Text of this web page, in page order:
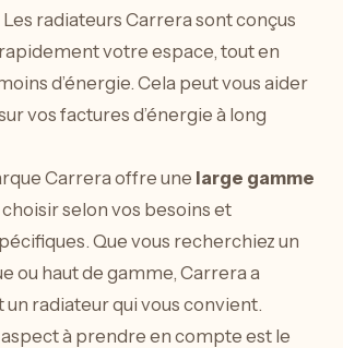
Les radiateurs Carrera sont conçus
votre espace, tout en
d’énergie. Cela peut vous aider
vos factures d’énergie à long
Carrera offre une large gamme
selon vos besoins et
Que vous recherchiez un
ou haut de gamme, Carrera a
radiateur qui vous convient.
aspect à prendre en compte est le